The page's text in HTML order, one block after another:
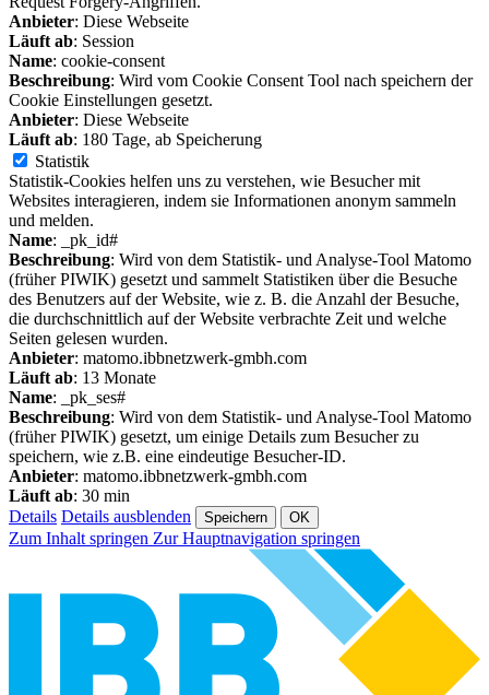
Anbieter: Diese Webseite
Läuft ab: Session
Name: cookie-consent
Beschreibung: Wird vom Cookie Consent Tool nach speichern der
Cookie Einstellungen gesetzt.
Anbieter: Diese Webseite
Läuft ab: 180 Tage, ab Speicherung
Statistik
Statistik-Cookies helfen uns zu verstehen, wie Besucher mit
Websites interagieren, indem sie Informationen anonym sammeln
und melden.
Name: _pk_id#
Beschreibung: Wird von dem Statistik- und Analyse-Tool Matomo
(früher PIWIK) gesetzt und sammelt Statistiken über die Besuche
des Benutzers auf der Website, wie z. B. die Anzahl der Besuche,
die durchschnittlich auf der Website verbrachte Zeit und welche
Seiten gelesen wurden.
Anbieter: matomo.ibbnetzwerk-gmbh.com
Läuft ab: 13 Monate
Name: _pk_ses#
Beschreibung: Wird von dem Statistik- und Analyse-Tool Matomo
(früher PIWIK) gesetzt, um einige Details zum Besucher zu
speichern, wie z.B. eine eindeutige Besucher-ID.
Anbieter: matomo.ibbnetzwerk-gmbh.com
Läuft ab: 30 min
Details Details ausblenden Speichern OK
Zum Inhalt springen Zur Hauptnavigation springen